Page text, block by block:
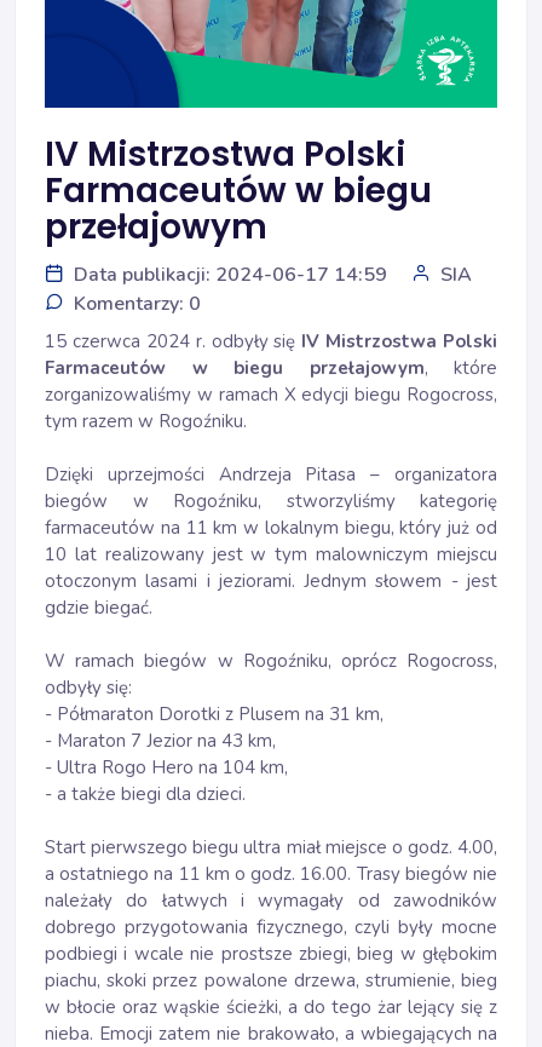
IV Mistrzostwa Polski
Farmaceutów w biegu
przełajowym
Data publikacji: 2024-06-17 14:59
SIA
Komentarzy: 0
15 czerwca 2024 r. odbyły się IV Mistrzostwa Polski
Farmaceutów w biegu przełajowym, które
zorganizowaliśmy w ramach X edycji biegu Rogocross,
tym razem w Rogoźniku.
Dzięki uprzejmości Andrzeja Pitasa – organizatora
biegów w Rogoźniku, stworzyliśmy kategorię
farmaceutów na 11 km w lokalnym biegu, który już od
10 lat realizowany jest w tym malowniczym miejscu
otoczonym lasami i jeziorami. Jednym słowem - jest
gdzie biegać.
W ramach biegów w Rogoźniku, oprócz Rogocross,
odbyły się:
- Półmaraton Dorotki z Plusem na 31 km,
- Maraton 7 Jezior na 43 km,
- Ultra Rogo Hero na 104 km,
- a także biegi dla dzieci.
Start pierwszego biegu ultra miał miejsce o godz. 4.00,
a ostatniego na 11 km o godz. 16.00. Trasy biegów nie
należały do łatwych i wymagały od zawodników
dobrego przygotowania fizycznego, czyli były mocne
podbiegi i wcale nie prostsze zbiegi, bieg w głębokim
piachu, skoki przez powalone drzewa, strumienie, bieg
w błocie oraz wąskie ścieżki, a do tego żar lejący się z
nieba. Emocji zatem nie brakowało, a wbiegających na